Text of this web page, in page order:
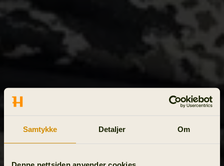
Samtykke Detaljer Om